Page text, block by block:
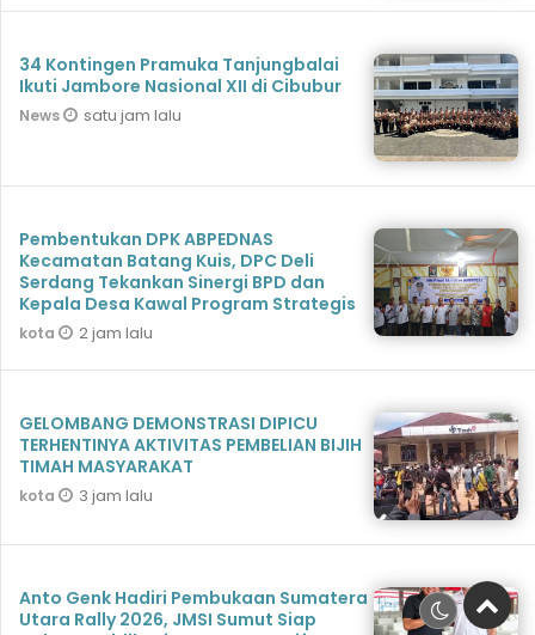
34 Kontingen Pramuka Tanjungbalai
Ikuti Jambore Nasional XII di Cibubur
News satu jam lalu
Pembentukan DPK ABPEDNAS
Kecamatan Batang Kuis, DPC Deli
Serdang Tekankan Sinergi BPD dan
Kepala Desa Kawal Program Strategis
kota 2 jam lalu
GELOMBANG DEMONSTRASI DIPICU
TERHENTINYA AKTIVITAS PEMBELIAN BIJIH
TIMAH MASYARAKAT
kota 3 jam lalu
Anto Genk Hadiri Pembukaan Sumatera
Utara Rally 2026, JMSI Sumut Siap